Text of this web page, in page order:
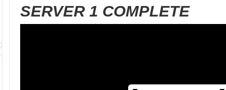
SERVER 1 COMPLETE